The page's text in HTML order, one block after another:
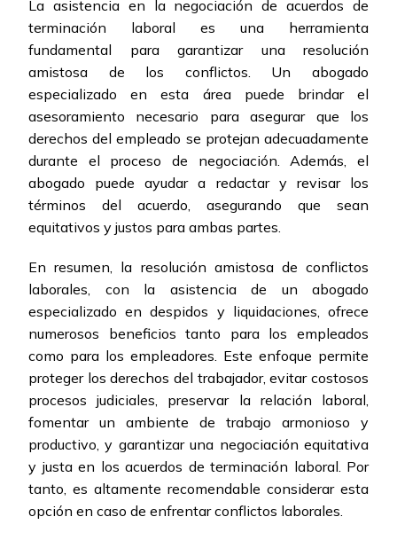
La asistencia en la negociación de acuerdos de
terminación laboral es una herramienta
fundamental para garantizar una resolución
amistosa de los conflictos. Un abogado
especializado en esta área puede brindar el
asesoramiento necesario para asegurar que los
derechos del empleado se protejan adecuadamente
durante el proceso de negociación. Además, el
abogado puede ayudar a redactar y revisar los
términos del acuerdo, asegurando que sean
equitativos y justos para ambas partes.
En resumen, la resolución amistosa de conflictos
laborales, con la asistencia de un abogado
especializado en despidos y liquidaciones, ofrece
numerosos beneficios tanto para los empleados
como para los empleadores. Este enfoque permite
proteger los derechos del trabajador, evitar costosos
procesos judiciales, preservar la relación laboral,
fomentar un ambiente de trabajo armonioso y
productivo, y garantizar una negociación equitativa
y justa en los acuerdos de terminación laboral. Por
tanto, es altamente recomendable considerar esta
opción en caso de enfrentar conflictos laborales.